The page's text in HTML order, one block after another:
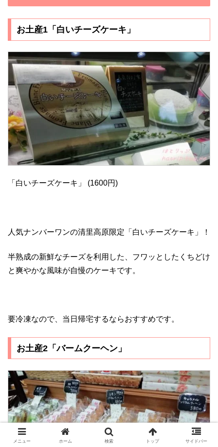
お土産1「白いチーズケーキ」
「白いチーズケーキ」 (1600円)
人気ナンバーワンの清里高原限定「白いチーズケーキ」！
半熟成の新鮮なチーズを利用した、フワッとしたくちどけ
と爽やかな風味が自慢のケーキです。
要冷凍なので、当日帰宅するならおすすめです。
お土産2「バームクーヘン」
メニュー ホーム 検索 トップ サイドバー